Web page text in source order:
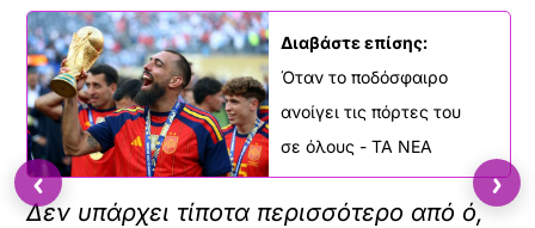
Διαβάστε επίσης:
Όταν το ποδόσφαιρο
ανοίγει τις πόρτες του
σε όλους - ΤΑ ΝΕΑ
Δεν υπάρχει τίποτα περισσότερο από ό,
‹ ›